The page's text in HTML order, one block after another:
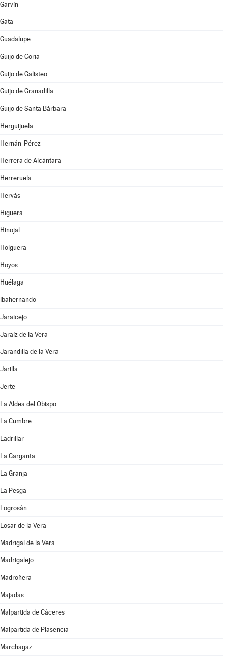
Garvín
Gata
Guadalupe
Guijo de Coria
Guijo de Galisteo
Guijo de Granadilla
Guijo de Santa Bárbara
Herguijuela
Hernán-Pérez
Herrera de Alcántara
Herreruela
Hervás
Higuera
Hinojal
Holguera
Hoyos
Huélaga
Ibahernando
Jaraicejo
Jaraíz de la Vera
Jarandilla de la Vera
Jarilla
Jerte
La Aldea del Obispo
La Cumbre
Ladrillar
La Garganta
La Granja
La Pesga
Logrosán
Losar de la Vera
Madrigal de la Vera
Madrigalejo
Madroñera
Majadas
Malpartida de Cáceres
Malpartida de Plasencia
Marchagaz